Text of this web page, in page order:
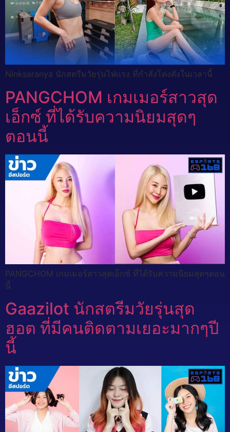
Ninksaranya นักสตรีมวัยรุ่นไฟแรง ที่กำลังโด่งดังในเวลานี้
PANGCHOM เกมเมอร์สาวสุด
เอ็กซ์ ที่ได้รับความนิยมสุดๆ
ตอนนี้
PANGCHOM เกมเมอร์สาวสุดเอ็กซ์ ที่ได้รับความนิยมสุดๆตอน
นี้
Gaazilot นักสตรีมวัยรุ่นสุด
ฮอต ที่มีคนติดตามเยอะมากๆปี
นี้